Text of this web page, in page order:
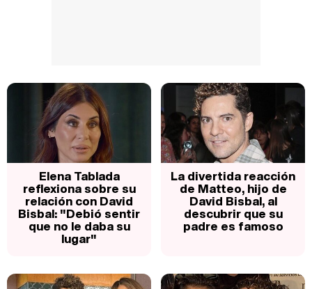
Elena Tablada
reflexiona sobre su
relación con David
Bisbal: "Debió sentir
que no le daba su
lugar"
La divertida reacción
de Matteo, hijo de
David Bisbal, al
descubrir que su
padre es famoso